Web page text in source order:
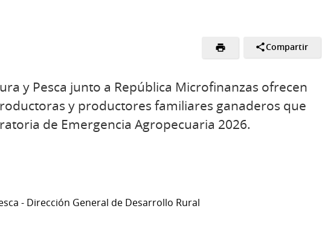
Compartir
y Pesca junto a República Microfinanzas ofrecen
y productores familiares ganaderos que
de Emergencia Agropecuaria 2026.
- Dirección General de Desarrollo Rural